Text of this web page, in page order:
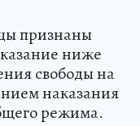
признаны
ниже
свободы на
наказания
режима.